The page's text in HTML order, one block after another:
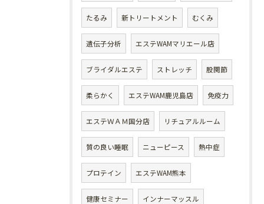
たるみ 新トリートメント むくみ
遺伝子分析 エステWAMマリエール店
ブライダルエステ ストレッチ 股関節
柔らかく エステWAM鹿児島店 免疫力
エステＷＡＭ国分店 リチュアルルーム
質の良い睡眠 ニューピース 熱中症
プロテイン エステWAM熊本
健康セミナー インナーマッスル